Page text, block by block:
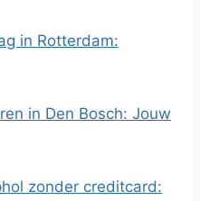
in Rotterdam:
in Den Bosch: Jouw
zonder creditcard: